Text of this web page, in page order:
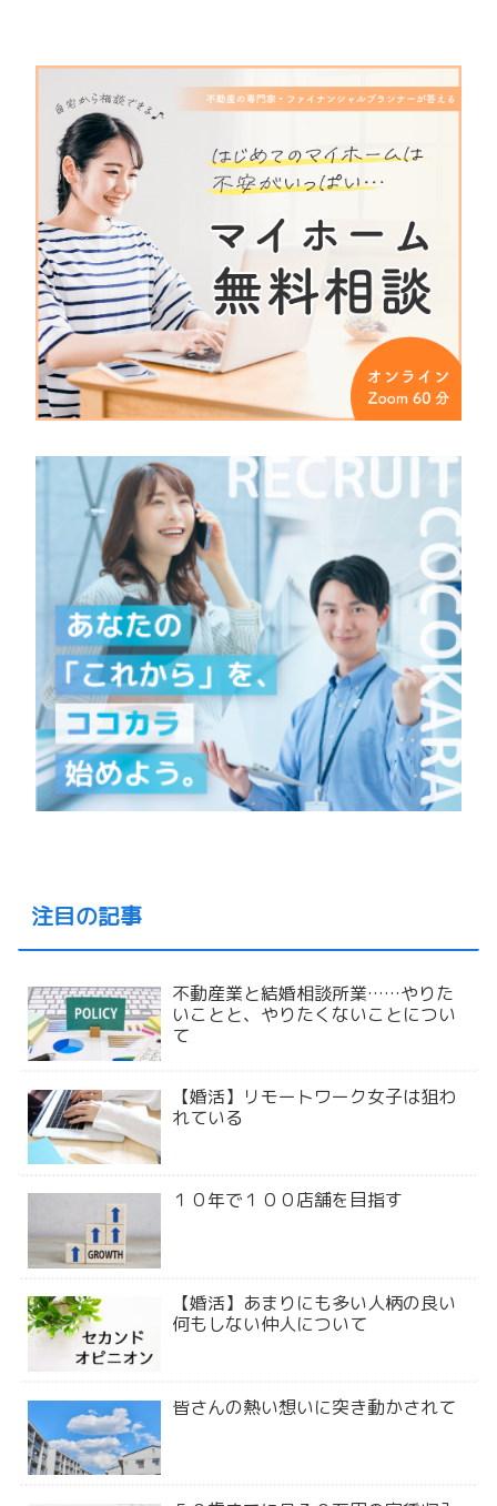
注目の記事
不動産業と結婚相談所業……やりた
いことと、やりたくないことについ
て
【婚活】リモートワーク女子は狙わ
れている
１０年で１００店舗を目指す
【婚活】あまりにも多い人柄の良い
何もしない仲人について
皆さんの熱い想いに突き動かされて